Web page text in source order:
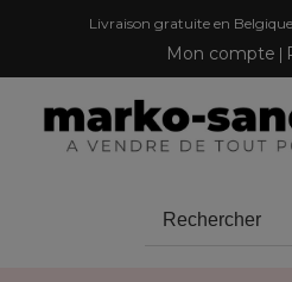
Livraison gratuite en
Mon compte